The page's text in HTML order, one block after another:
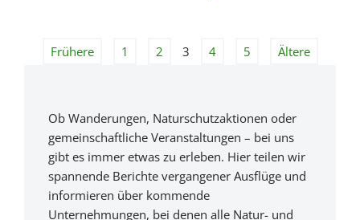
Frühere 1 2 3 4 5 Ältere
Ob Wanderungen, Naturschutzaktionen oder
gemeinschaftliche Veranstaltungen – bei uns
gibt es immer etwas zu erleben. Hier teilen wir
spannende Berichte vergangener Ausflüge und
informieren über kommende
Unternehmungen, bei denen alle Natur- und